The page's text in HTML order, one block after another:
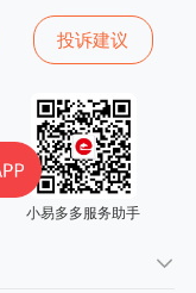
投诉建议
小易多多服务助手